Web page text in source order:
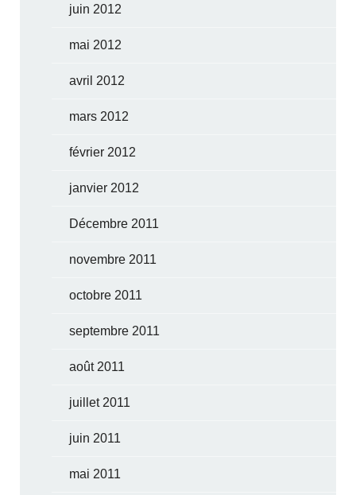
juin 2012
mai 2012
avril 2012
mars 2012
février 2012
janvier 2012
Décembre 2011
novembre 2011
octobre 2011
septembre 2011
août 2011
juillet 2011
juin 2011
mai 2011